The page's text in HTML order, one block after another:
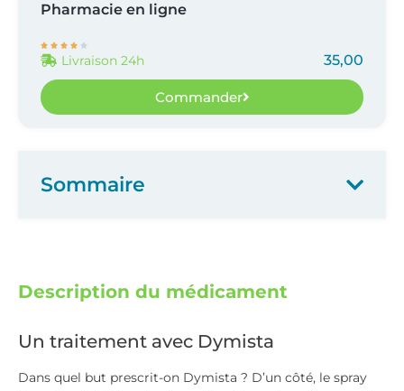
Pharmacie en ligne
    
Livraison 24h 35,00
Commander
Description du médicament
Un traitement avec Dymista
Dans quel but prescrit-on Dymista ? D’un côté, le spray
Sommaire